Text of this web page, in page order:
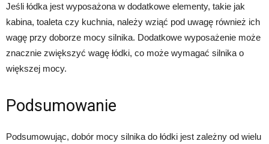
Jeśli łódka jest wyposażona w dodatkowe elementy, takie jak
kabina, toaleta czy kuchnia, należy wziąć pod uwagę również ich
wagę przy doborze mocy silnika. Dodatkowe wyposażenie może
znacznie zwiększyć wagę łódki, co może wymagać silnika o
większej mocy.
Podsumowanie
Podsumowując, dobór mocy silnika do łódki jest zależny od wielu